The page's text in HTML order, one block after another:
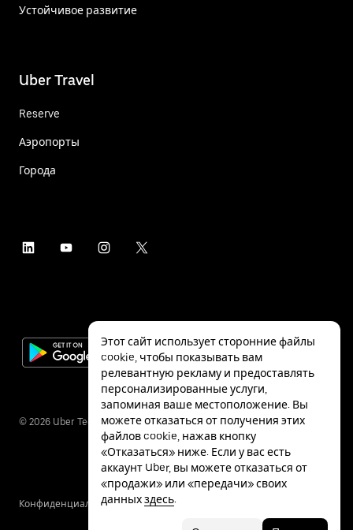
Устойчивое развитие
Uber Travel
Reserve
Аэропорты
Города
© 2026 Uber Technologies Inc.
КонфиденциальностьСпециальные
Этот сайт использует сторонние файлы
cookie, чтобы показывать вам
релевантную рекламу и предоставлять
персонализированные услуги,
запоминая ваше местоположение. Вы
можете отказаться от получения этих
файлов cookie, нажав кнопку
«Отказаться» ниже. Если у вас есть
аккаунт Uber, вы можете отказаться от
«продажи» или «передачи» своих
данныхздесь.